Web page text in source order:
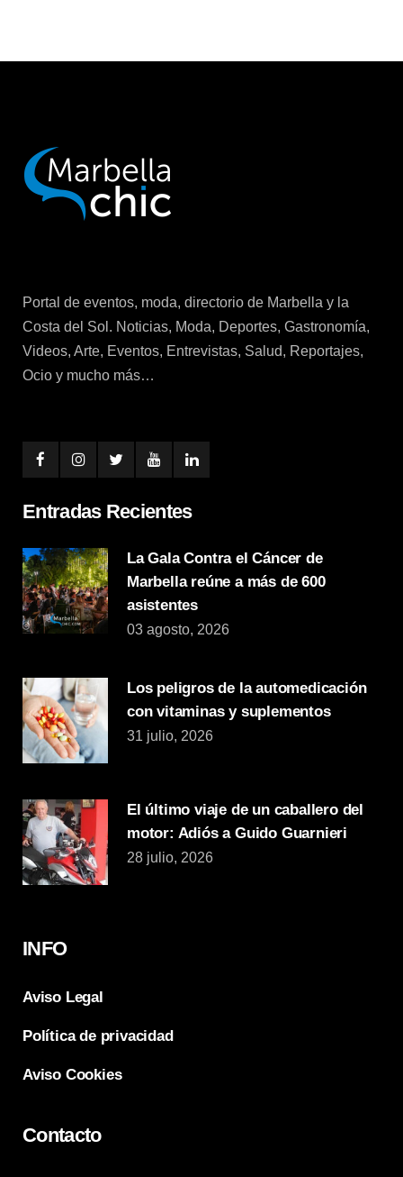
Portal de eventos, moda, directorio de Marbella y la
Costa del Sol. Noticias, Moda, Deportes, Gastronomía,
Videos, Arte, Eventos, Entrevistas, Salud, Reportajes,
Ocio y mucho más…
Entradas Recientes
La Gala Contra el Cáncer de
Marbella reúne a más de 600
asistentes
03 agosto, 2026
Los peligros de la automedicación
con vitaminas y suplementos
31 julio, 2026
El último viaje de un caballero del
motor: Adiós a Guido Guarnieri
28 julio, 2026
INFO
Aviso Legal
Política de privacidad
Aviso Cookies
Contacto